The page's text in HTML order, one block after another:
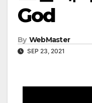
God
By WebMaster
SEP 23, 2021